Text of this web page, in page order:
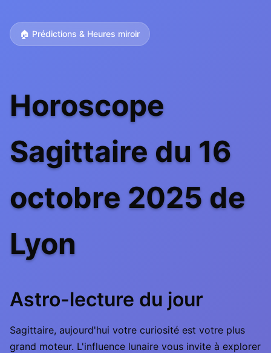
🏠 Prédictions & Heures miroir
Horoscope
Sagittaire du 16
octobre 2025 de
Lyon
Astro-lecture du jour
Sagittaire, aujourd'hui votre curiosité est votre plus
grand moteur. L'influence lunaire vous invite à explorer